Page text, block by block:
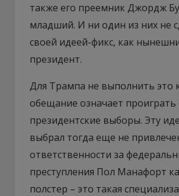
также его преемник Джордж
младший. И ни один из них не
своей идеей-фикс, как
президент.
Для Трампа не выполнить это
обещание означает
президентские выборы. Эту
выбрал тогда еще не
ответственности за
преступления Пол Манафорт
полстер – это такая